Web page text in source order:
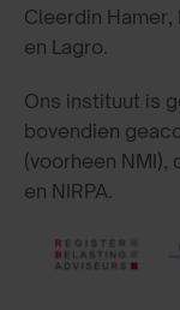
Cleerdin
en Lagro.
Ons instituut is
bovendien
(voorheen NMI),
en NIRPA.